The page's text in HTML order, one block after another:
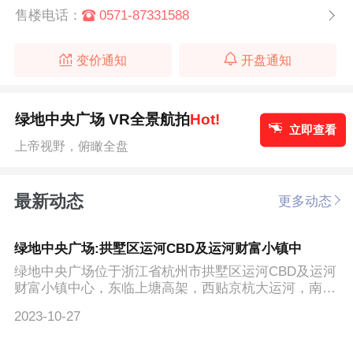
售楼电话：
0571-87331588
变价通知 开盘通知
绿地中央广场 VR全景航拍Hot!
上帝视野，俯瞰全盘
立即查看
最新动态 更多动态
绿地中央广场:拱墅区运河CBD及运河财富小镇中
绿地中央广场位于浙江省杭州市拱墅区运河CBD及运河
财富小镇中心，东临上塘高架，西贴京杭大运河，南望
2023-10-27